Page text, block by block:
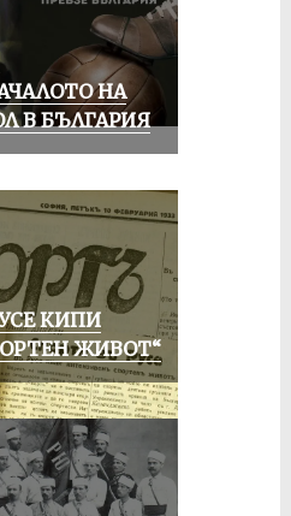
НА
В БЪЛГАРИЯ
КИПИ
ЖИВОТ“